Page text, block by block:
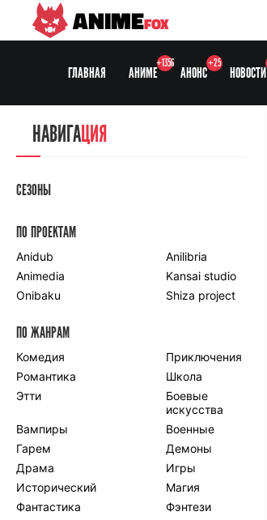
ANIMEFOX
ГЛАВНАЯ АНИМЕ
+1356
АНОНС
+25
НОВОСТИ
НАВИГАЦИЯ
СЕЗОНЫ
ПО ПРОЕКТАМ
Anidub
Anilibria
Animedia
Kansai studio
Onibaku
Shiza project
ПО ЖАНРАМ
Комедия
Приключения
Романтика
Школа
Этти
Боевые
искусства
Вампиры
Военные
Гарем
Демоны
Драма
Игры
Исторический
Магия
Фантастика
Фэнтези